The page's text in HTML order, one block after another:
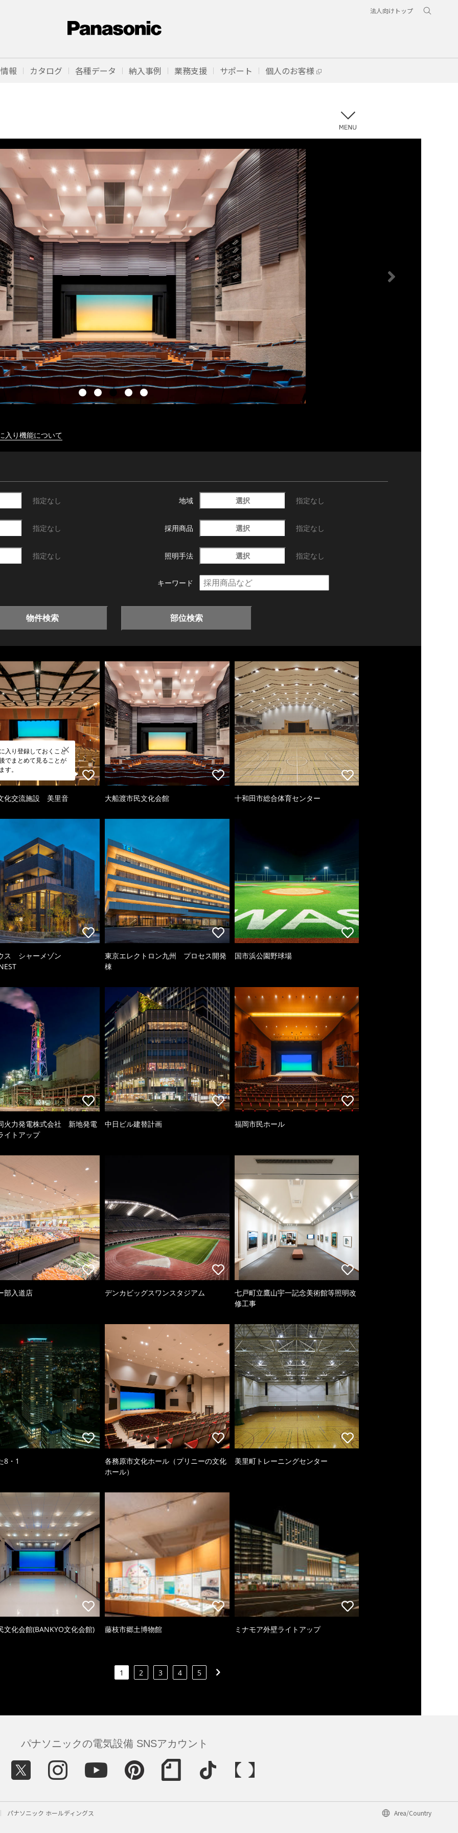
法人向けトップ
報 カタログ 各種データ 納入事例 業務支援 サポート 個人のお客様
入り機能について
指定なし 地域 選択 指定なし
指定なし 採用商品 選択 指定なし
指定なし 照明手法 選択 指定なし
キーワード
物件検索 部位検索
入り登録しておくこと
でまとめて見ることが
す。
化交流施設 美里音 大船渡市民文化会館 十和田市総合体育センター
ス シャーメゾン
東京エレクトロン九州 プロセス開発
棟
国市浜公園野球場
火力発電株式会社 新地発電
イトアップ
中日ビル建替計画 福岡市民ホール
部入道店 デンカビッグスワンスタジアム
七戸町立鷹山宇一記念美術館等照明改
修工事
8・1
各務原市文化ホール（プリニーの文化
ホール）
美里町トレーニングセンター
文化会館(BANKYO文化会館) 藤枝市郷土博物館 ミナモア外壁ライトアップ
1 2 3 4 5
パナソニックの電気設備 SNSアカウント
パナソニック ホールディングス Area/Country